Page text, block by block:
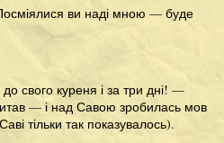
ви наді мною — буде
свого куреня і за три дні! —
— і над Савою зробилась мов
тільки так показувалось).